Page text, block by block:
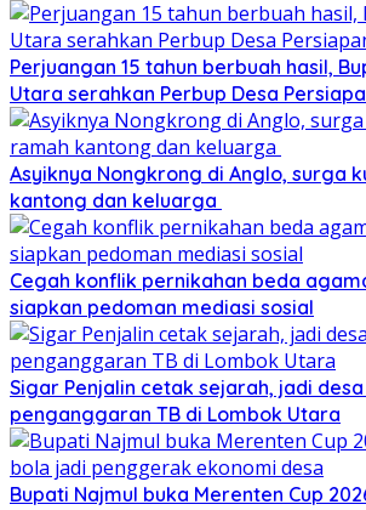
Perjuangan 15 tahun berbuah hasil,
Utara serahkan Perbup Desa
Asyiknya Nongkrong di Anglo, surga
kantong dan keluarga
Cegah konflik pernikahan beda
siapkan pedoman mediasi sosial
Sigar Penjalin cetak sejarah, jadi
penganggaran TB di Lombok Utara
Bupati Najmul buka Merenten Cup